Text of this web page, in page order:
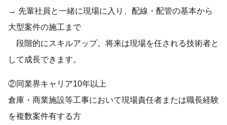
→ 先輩社員と一緒に現場に入り、配線・配管の基本から
大型案件の施工まで
段階的にスキルアップ。将来は現場を任される技術者と
して成長できます。
②同業界キャリア10年以上
倉庫・商業施設等工事において現場責任者または職長経験
を複数案件有する方